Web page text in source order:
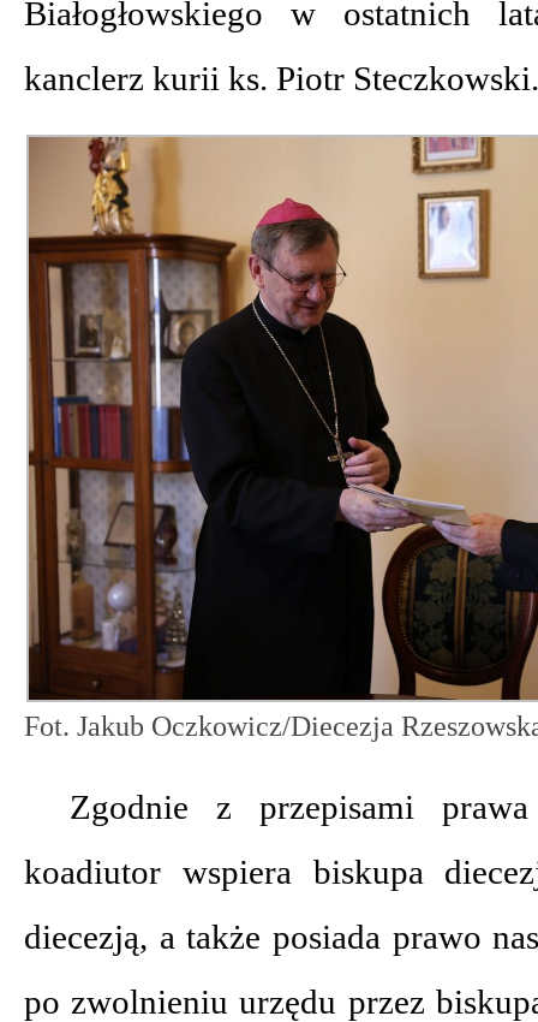
Białogłowskiego w ostatnich
kanclerz kurii ks. Piotr Steczkowski.
Fot. Jakub Oczkowicz/Diecezja
Zgodnie z przepisami
koadiutor wspiera biskupa
diecezją, a także posiada prawo
po zwolnieniu urzędu przez